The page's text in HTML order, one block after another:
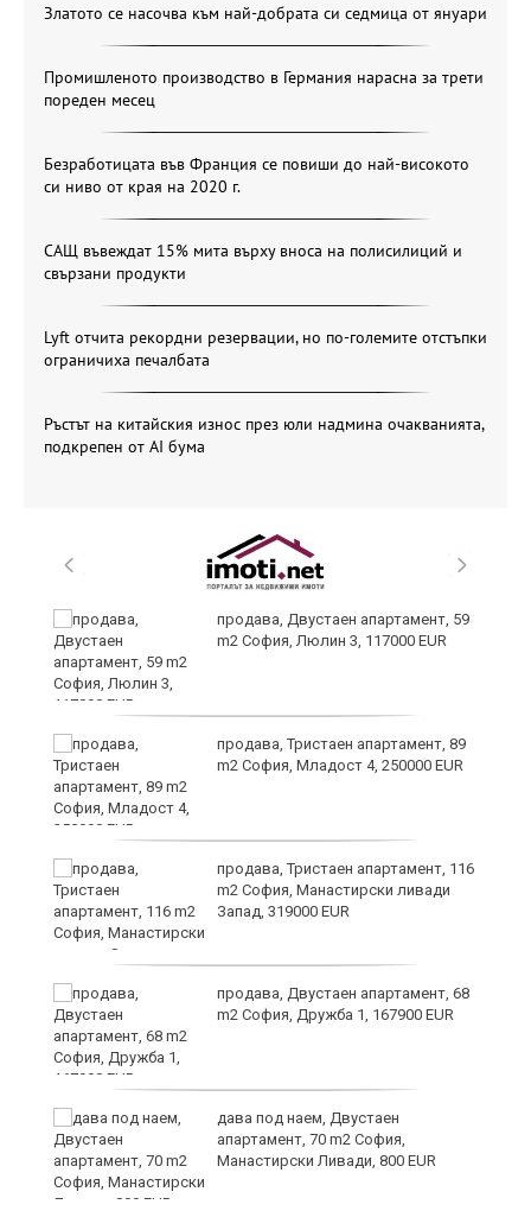
Златото се насочва към най-добрата си седмица от януари
Промишленото производство в Германия нарасна за трети
пореден месец
Безработицата във Франция се повиши до най-високото
си ниво от края на 2020 г.
САЩ въвеждат 15% мита върху вноса на полисилиций и
свързани продукти
Lyft отчита рекордни резервации, но по-големите отстъпки
ограничиха печалбата
Ръстът на китайския износ през юли надмина очакванията,
подкрепен от AI бума
продава, Двустаен апартамент, 59
m2 София, Люлин 3, 117000 EUR
продава, Тристаен апартамент, 89
m2 София, Младост 4, 250000 EUR
продава, Тристаен апартамент, 116
m2 София, Манастирски ливади
Запад, 319000 EUR
продава, Двустаен апартамент, 68
m2 София, Дружба 1, 167900 EUR
дава под наем, Двустаен
апартамент, 70 m2 София,
Манастирски Ливади, 800 EUR